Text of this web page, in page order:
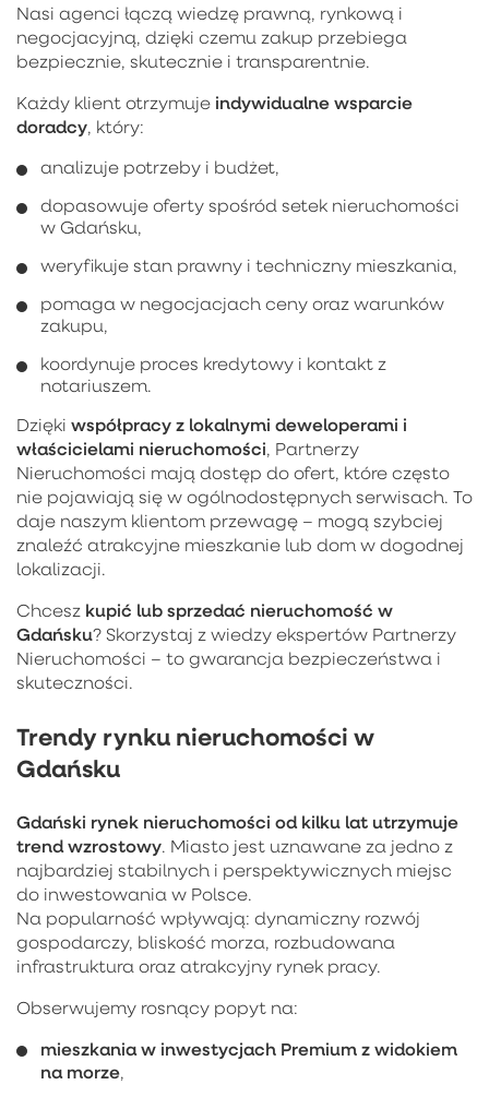
Nasi agenci łączą wiedzę prawną, rynkową i
negocjacyjną, dzięki czemu zakup przebiega
bezpiecznie, skutecznie i transparentnie.
Każdy klient otrzymuje indywidualne wsparcie
doradcy, który:
analizuje potrzeby i budżet,
dopasowuje oferty spośród setek nieruchomości
w Gdańsku,
weryfikuje stan prawny i techniczny mieszkania,
pomaga w negocjacjach ceny oraz warunków
zakupu,
koordynuje proces kredytowy i kontakt z
notariuszem.
Dzięki współpracy z lokalnymi deweloperami i
właścicielami nieruchomości, Partnerzy
Nieruchomości mają dostęp do ofert, które często
nie pojawiają się w ogólnodostępnych serwisach. To
daje naszym klientom przewagę – mogą szybciej
znaleźć atrakcyjne mieszkanie lub dom w dogodnej
lokalizacji.
Chcesz kupić lub sprzedać nieruchomość w
Gdańsku? Skorzystaj z wiedzy ekspertów Partnerzy
Nieruchomości – to gwarancja bezpieczeństwa i
skuteczności.
Trendy rynku nieruchomości w
Gdańsku
Gdański rynek nieruchomości od kilku lat utrzymuje
trend wzrostowy. Miasto jest uznawane za jedno z
najbardziej stabilnych i perspektywicznych miejsc
do inwestowania w Polsce.
Na popularność wpływają: dynamiczny rozwój
gospodarczy, bliskość morza, rozbudowana
infrastruktura oraz atrakcyjny rynek pracy.
Obserwujemy rosnący popyt na:
mieszkania w inwestycjach Premium z widokiem
na morze,